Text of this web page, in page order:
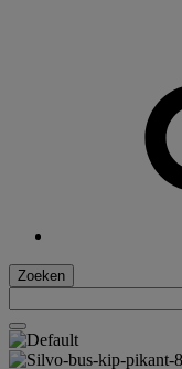
Zoeken